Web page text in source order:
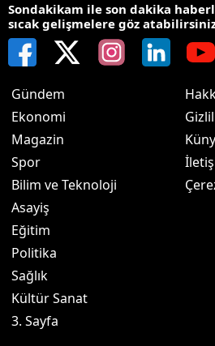
Sondakikam ile son dakika
sıcak gelişmelere göz
Gündem
Ekonomi
Magazin
Spor
Bilim ve Teknoloji
Asayiş
Eğitim
Politika
Sağlık
Kültür Sanat
3. Sayfa